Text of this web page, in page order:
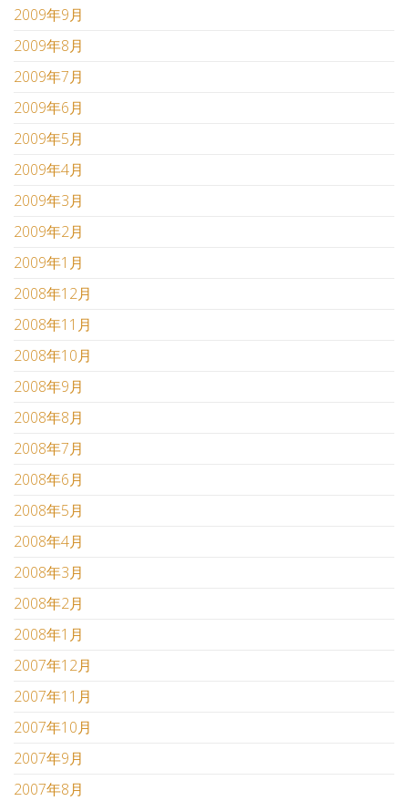
2009年9月
2009年8月
2009年7月
2009年6月
2009年5月
2009年4月
2009年3月
2009年2月
2009年1月
2008年12月
2008年11月
2008年10月
2008年9月
2008年8月
2008年7月
2008年6月
2008年5月
2008年4月
2008年3月
2008年2月
2008年1月
2007年12月
2007年11月
2007年10月
2007年9月
2007年8月